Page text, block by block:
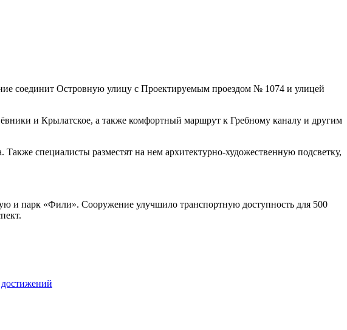
соединит Островную улицу с Проектируемым проездом № 1074 и улицей
и Крылатское, а также комфортный маршрут к Гребному каналу и другим
специалисты разместят на нем архитектурно-художественную подсветку,
и парк «Фили». Сооружение улучшило транспортную доступность для 500